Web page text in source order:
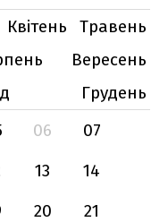
Квітень
Травень
Вересень
Грудень
06
07
13
14
20
21